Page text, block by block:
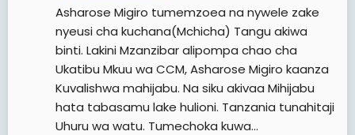
Asharose Migiro tumemzoea na nywele zake
nyeusi cha kuchana(Mchicha) Tangu akiwa
binti. Lakini Mzanzibar alipompa chao cha
Ukatibu Mkuu wa CCM, Asharose Migiro kaanza
Kuvalishwa mahijabu. Na siku akivaa Mihijabu
hata tabasamu lake hulioni. Tanzania tunahitaji
Uhuru wa watu. Tumechoka kuwa...